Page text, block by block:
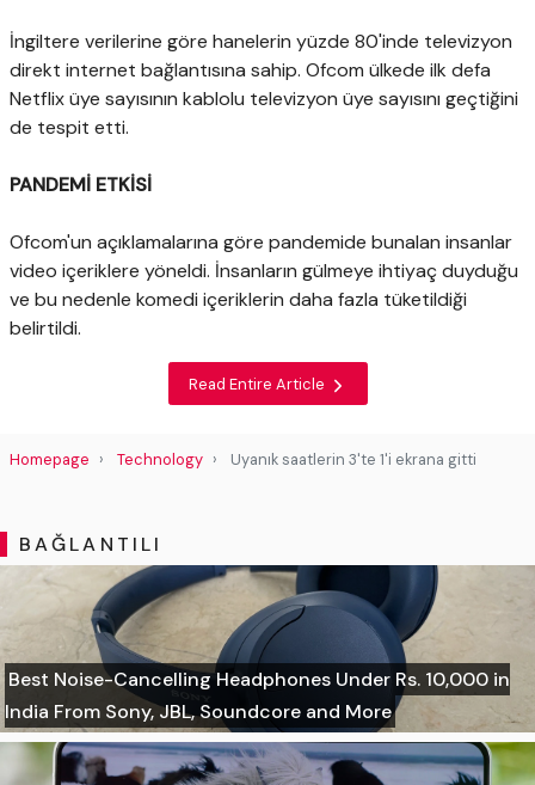
İngiltere verilerine göre hanelerin yüzde 80'inde televizyon
direkt internet bağlantısına sahip. Ofcom ülkede ilk defa
Netflix üye sayısının kablolu televizyon üye sayısını geçtiğini
de tespit etti.
PANDEMİ ETKİSİ
Ofcom'un açıklamalarına göre pandemide bunalan insanlar
video içeriklere yöneldi. İnsanların gülmeye ihtiyaç duyduğu
ve bu nedenle komedi içeriklerin daha fazla tüketildiği
belirtildi.
Read Entire Article
Homepage Technology Uyanık saatlerin 3'te 1'i ekrana gitti
BAĞLANTILI
Best Noise-Cancelling Headphones Under Rs. 10,000 in
India From Sony, JBL, Soundcore and More